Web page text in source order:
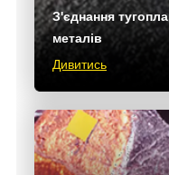
З'єднання
металів
Дивитись